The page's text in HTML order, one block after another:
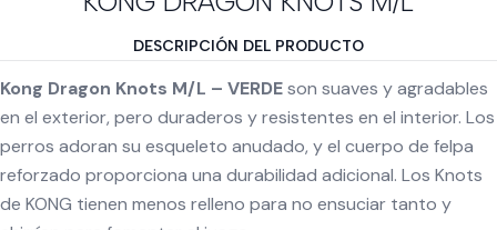
DESCRIPCIÓN DEL PRODUCTO
Kong Dragon Knots M/L – VERDEson suaves y agradables
en el exterior, pero duraderos y resistentes en el interior. Los
perros adoran su esqueleto anudado, y el cuerpo de felpa
reforzado proporciona una durabilidad adicional. Los Knots
de KONG tienen menos relleno para no ensuciar tanto y